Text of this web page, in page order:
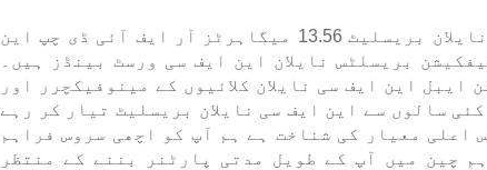
یہ این ایف سی نایلان بریسلیٹ 13.56 میگاہرٹز آر ایف آئی ڈی چپ این
بریسلٹس نایلان این ایف سی ورسٹ بینڈز ہیں۔
ایبل این ایف سی نایلان کلائیوں کے مینوفیکچرر اور
کئی سالوں سے این ایف سی نایلان بریسلیٹ تیار کر رہے
اعلی معیار کی شناخت ہے ہم آپ کو اچھی سروس فراہم
چین میں آپ کے طویل مدتی پارٹنر بننے کے منتظر